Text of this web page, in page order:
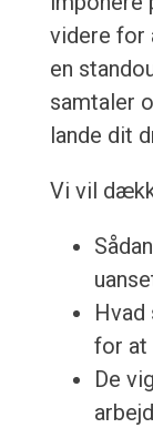
videre for
en
samtaler
lande dit
Vi vil
Hvad
for at
De